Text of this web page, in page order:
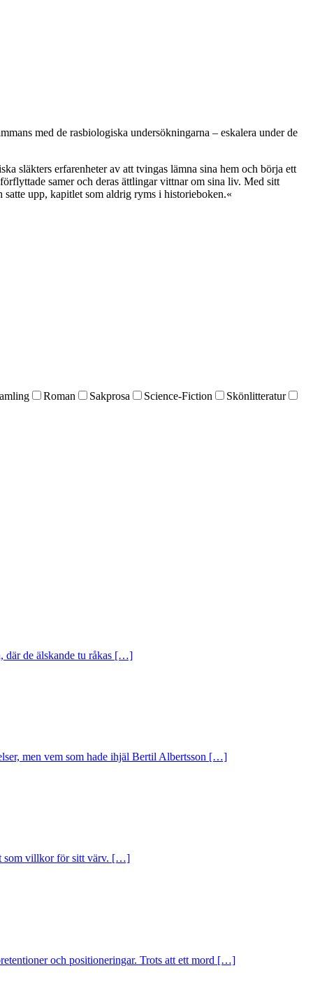
med de rasbiologiska undersökningarna – eskalera under de
släkters erfarenheter av att tvingas lämna sina hem och börja ett
samer och deras ättlingar vittnar om sina liv. Med sitt
upp, kapitlet som aldrig ryms i historieboken.«
Roman Sakprosa Science-Fiction
Skönlitteratur
där de älskande tu råkas […]
men vem som hade ihjäl Bertil Albertsson […]
som villkor för sitt värv. […]
och positioneringar. Trots att ett mord […]